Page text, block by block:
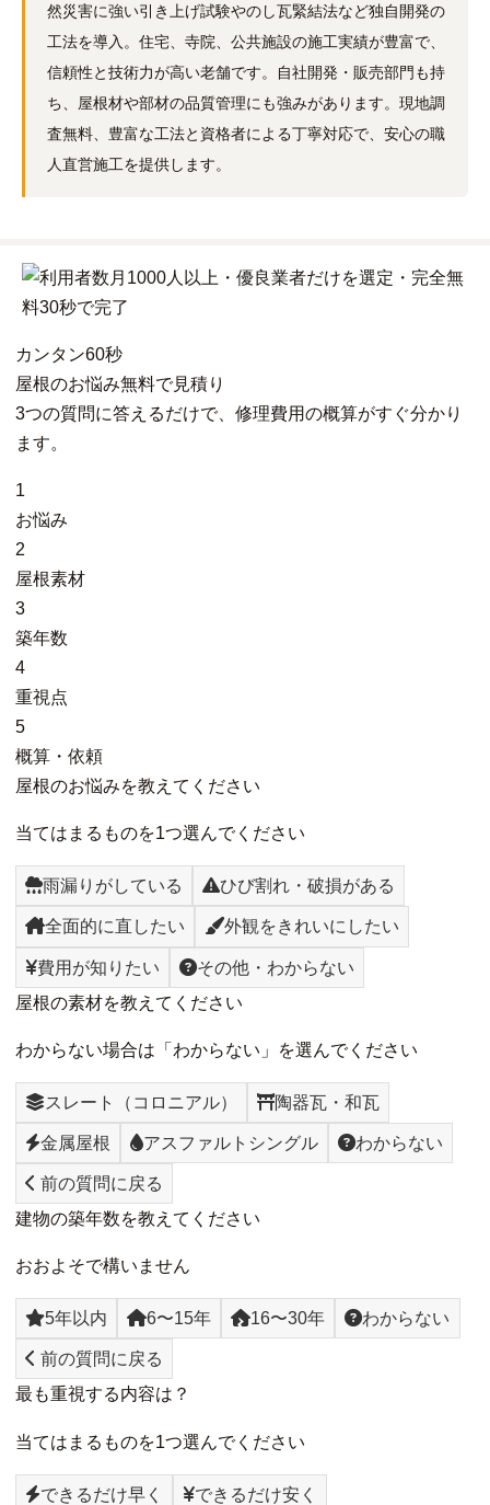
然災害に強い引き上げ試験やのし瓦緊結法など独自開発の
工法を導入。住宅、寺院、公共施設の施工実績が豊富で、
信頼性と技術力が高い老舗です。自社開発・販売部門も持
ち、屋根材や部材の品質管理にも強みがあります。現地調
査無料、豊富な工法と資格者による丁寧対応で、安心の職
人直営施工を提供します。
カンタン60秒
屋根のお悩み無料で見積り
3つの質問に答えるだけで、修理費用の概算がすぐ分かり
ます。
1
お悩み
2
屋根素材
3
築年数
4
重視点
5
概算・依頼
屋根のお悩みを教えてください
当てはまるものを1つ選んでください
雨漏りがしている ひび割れ・破損がある
全面的に直したい 外観をきれいにしたい
費用が知りたい
その他・わからない
屋根の素材を教えてください
わからない場合は「わからない」を選んでください
スレート（コロニアル） 陶器瓦・和瓦
金属屋根 アスファルトシングル わからない
前の質問に戻る
建物の築年数を教えてください
おおよそで構いません
5年以内 6〜15年 16〜30年 わからない
前の質問に戻る
最も重視する内容は？
当てはまるものを1つ選んでください
できるだけ早く できるだけ安く